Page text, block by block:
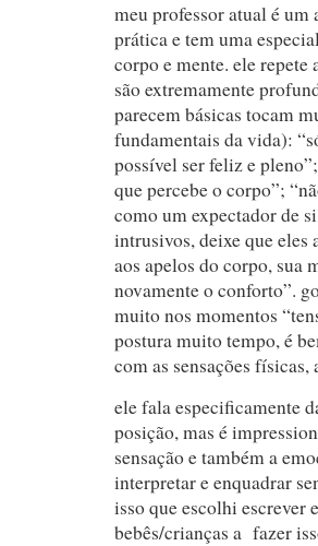
meu professor atual é
prática e tem uma
corpo e mente. ele repete
são extremamente
parecem básicas tocam
fundamentais da vida):
possível ser feliz e
que percebe o corpo”;
como um expectador de
intrusivos, deixe que eles
aos apelos do corpo, sua
novamente o conforto”.
muito nos momentos
postura muito tempo, é
com as sensações
ele fala especificamente
posição, mas é
sensação e também a
interpretar e enquadrar
isso que escolhi escrever
bebês/crianças a fazer